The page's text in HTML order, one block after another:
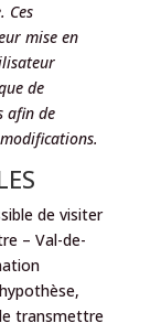
Ces
mise en
de
afin de
de visiter
– Val-de-
transmettre